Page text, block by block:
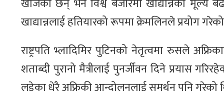
खोजेका छन् भने विश्व बजारमा खाद्यान्नको मूल्य
खाद्यान्नलाई हतियारको रूपमा क्रेमलिनले प्रयोग
राष्ट्रपति भ्लादिमिर पुटिनको नेतृत्वमा रुसले
शताब्दी पुरानो मैत्रीलाई पुनर्जीवन दिने प्रयास